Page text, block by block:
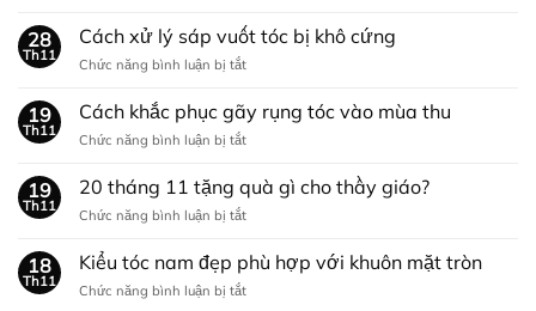
tặng
quà
gì
bạn
NOEL?
28
Th11
Cách xử lý sáp vuốt tóc bị khô cứng
Chức năng bình luận bị tắtở
lý
sáp
tóc
19
Th11
Cách khắc phục gãy rụng tóc vào mùa thu
Chức năng bình luận bị tắtở
khắc
phục
gãy
tóc
19
Th11
20 tháng 11 tặng quà gì cho thầy giáo?
Chức năng bình luận bị tắtở
tháng
tặng
18
Th11
Kiểu tóc nam đẹp phù hợp với khuôn mặt tròn
Chức năng bình luận bị tắtở